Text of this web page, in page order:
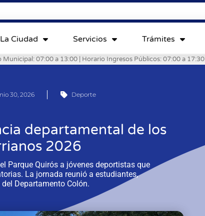
La Ciudad Servicios Trámites
Municipal: 07:00 a 13:00 | Horario Ingresos Públicos: 07:00 a 17:30
30, 2026 Deporte
departamental de los
2026
Parque Quirós a jóvenes deportistas que
La jornada reunió a estudiantes,
Departamento Colón.